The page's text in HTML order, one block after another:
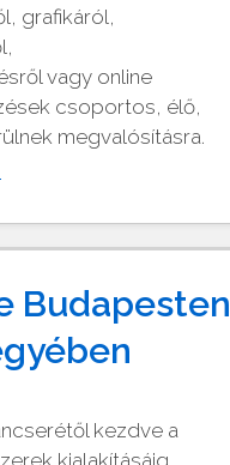
grafikáról,
vagy online
csoportos, élő,
megvalósításra.
Budapesten
kezdve a
kialakításáig